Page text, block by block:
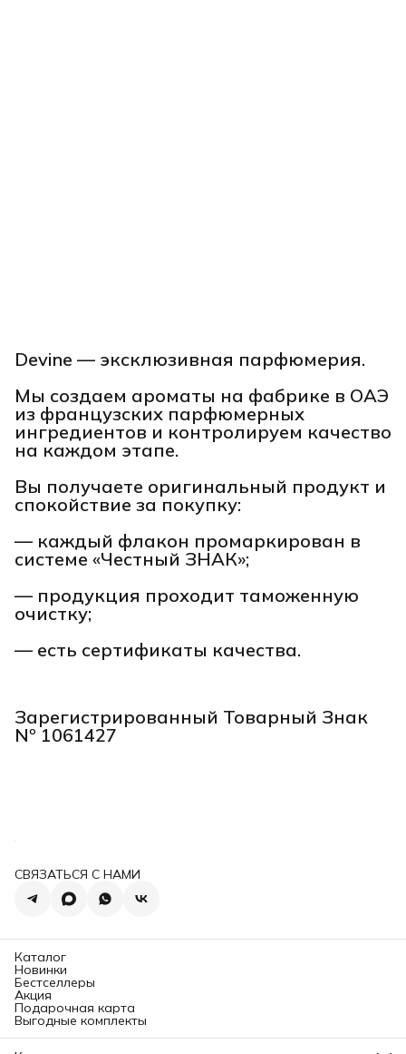
Devine — эксклюзивная парфюмерия.
Мы создаем ароматы на фабрике в ОАЭ
из французских парфюмерных
ингредиентов и контролируем качество
на каждом этапе.
Вы получаете оригинальный продукт и
спокойствие за покупку:
— каждый флакон промаркирован в
системе «Честный ЗНАК»;
— продукция проходит таможенную
очистку;
— есть сертификаты качества.
Зарегистрированный Товарный Знак
Nº 1061427
СВЯЗАТЬСЯ С НАМИ
Каталог
Новинки
Бестселлеры
Акция
Подарочная карта
Выгодные комплекты